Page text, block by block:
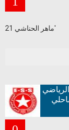
ماهر الحناشي 21'